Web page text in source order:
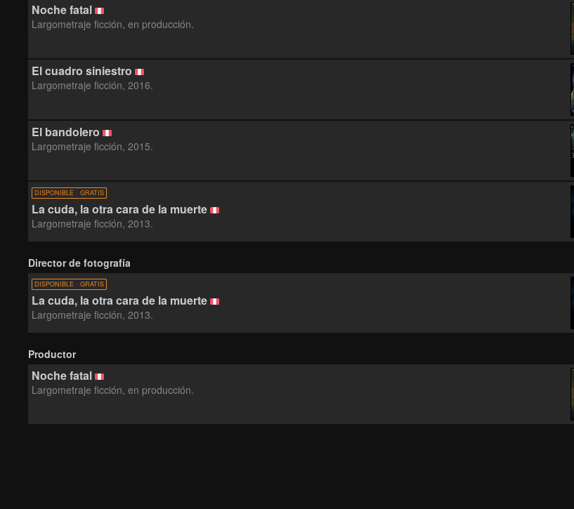
Noche fatal
Largometraje ficción, en producción.
El cuadro siniestro
Largometraje ficción, 2016.
El bandolero
Largometraje ficción, 2015.
DISPONIBLE · GRATIS
La cuda, la otra cara de la muerte
Largometraje ficción, 2013.
Director de fotografía
DISPONIBLE · GRATIS
La cuda, la otra cara de la muerte
Largometraje ficción, 2013.
Productor
Noche fatal
Largometraje ficción, en producción.